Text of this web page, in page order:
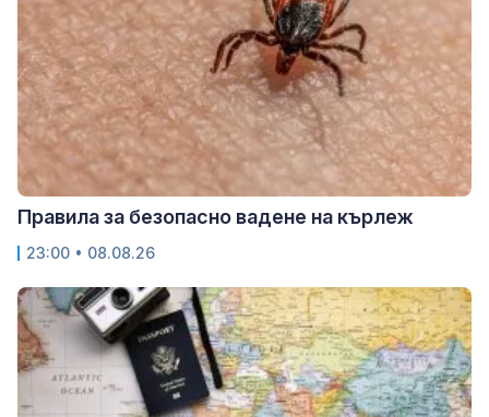
Правила за безопасно вадене на кърлеж
23:00 • 08.08.26